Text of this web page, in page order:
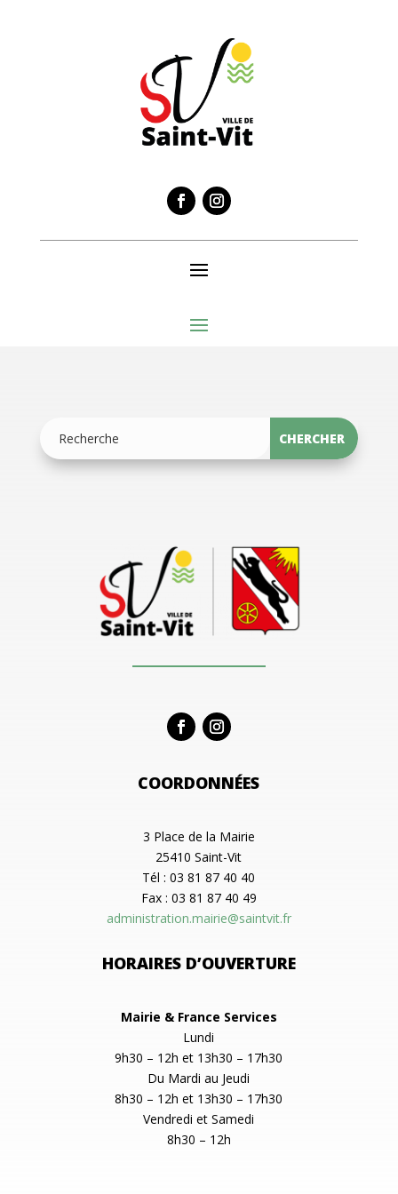
COORDONNÉES
3 Place de la Mairie
25410 Saint-Vit
Tél : 03 81 87 40 40
Fax : 03 81 87 40 49
administration.mairie@saintvit.fr
HORAIRES D’OUVERTURE
Mairie & France Services
Lundi
9h30 – 12h et 13h30 – 17h30
Du Mardi au Jeudi
8h30 – 12h et 13h30 – 17h30
Vendredi et Samedi
8h30 – 12h